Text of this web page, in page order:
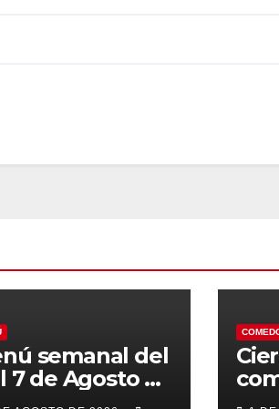
semanal del
7 de Agosto de
7 al